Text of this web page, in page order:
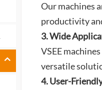
Our machines
productivity
3. Wide
VSEE
versatile
4. User-